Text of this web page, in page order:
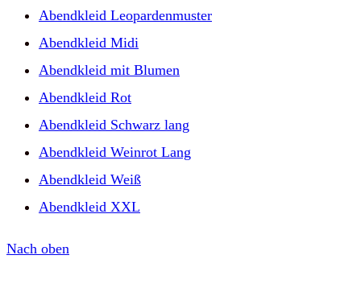
Abendkleid Leopardenmuster
Abendkleid Midi
Abendkleid mit Blumen
Abendkleid Rot
Abendkleid Schwarz lang
Abendkleid Weinrot Lang
Abendkleid Weiß
Abendkleid XXL
Nach oben